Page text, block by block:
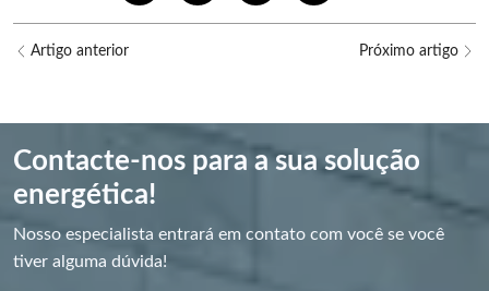
Artigo anterior Próximo artigo
Contacte-nos para a sua solução
energética!
Nosso especialista entrará em contato com você se você
tiver alguma dúvida!